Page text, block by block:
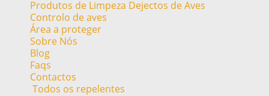
Produtos de Limpeza Dejectos de Aves
Controlo de aves
Área a proteger
Sobre Nós
Blog
Faqs
Contactos
Todos os repelentes